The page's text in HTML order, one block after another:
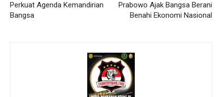
Perkuat Agenda Kemandirian
Bangsa
Prabowo Ajak Bangsa Berani
Benahi Ekonomi Nasional